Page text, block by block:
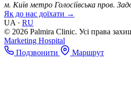
м. Київ метро Голосіївська пров.
Як до нас доїхати →
UA · RU
© 2026 Palmira Clinic. Усі права
Marketing Hospital
Подзвонити
Маршрут